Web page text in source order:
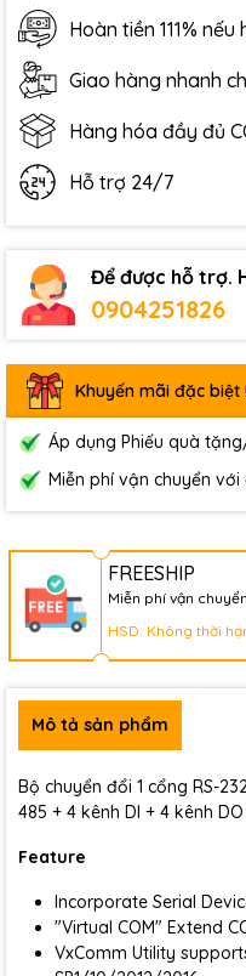
Hoàn tiền 111% nếu
Giao hàng nhanh
Hàng hóa đầy đủ
Hỗ trợ 24/7
Để được hỗ trợ.
0904251826
Khuyến mãi đặc biệt
Áp dụng Phiếu quà
Miễn phí vận chuyển
FREESHIP
Miễn phí vận chuyển
HSD: Không thời
Mô tả sản phẩm
Bộ chuyển đổi 1 cổng RS-
485 + 4 kênh DI + 4 kênh
Feature
Incorporate Serial
"Virtual COM" Extend
VxComm Utility